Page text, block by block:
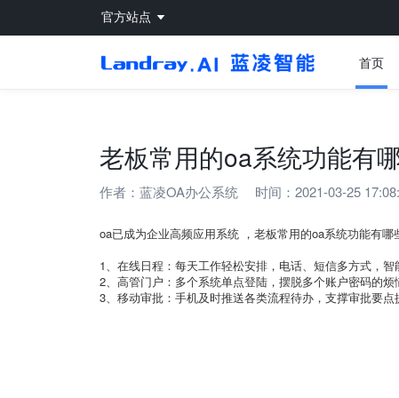
官方站点
首页
老板常用的oa系统功能有
作者： 蓝凌OA办公系统 时间：2021-03-25
oa已成为企业高频应用系统 ，老板常用的oa系统功能有哪
1、在线日程：每天工作轻松安排，电话、短信多方式，智
2、高管门户：多个系统单点登陆，摆脱多个账户密码的
3、移动审批：手机及时推送各类流程待办，支撑审批要